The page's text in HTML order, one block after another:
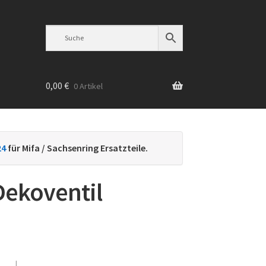
0,00 € 0 Artikel
für Mifa / Sachsenring Ersatzteile.